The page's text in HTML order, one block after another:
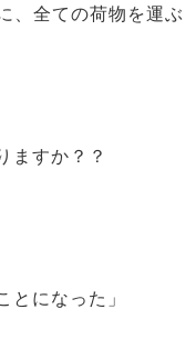
、全ての荷物を運ぶ
ますか？？
とになった」